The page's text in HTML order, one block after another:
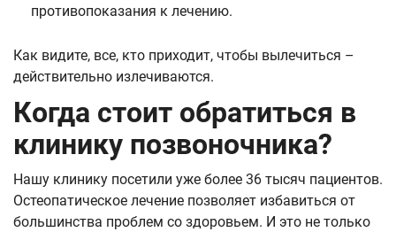
противопоказания к лечению.
Как видите, все, кто приходит, чтобы вылечиться –
действительно излечиваются.
Когда стоит обратиться в
клинику позвоночника?
Нашу клинику посетили уже более 36 тысяч пациентов.
Остеопатическое лечение позволяет избавиться от
большинства проблем со здоровьем. И это не только